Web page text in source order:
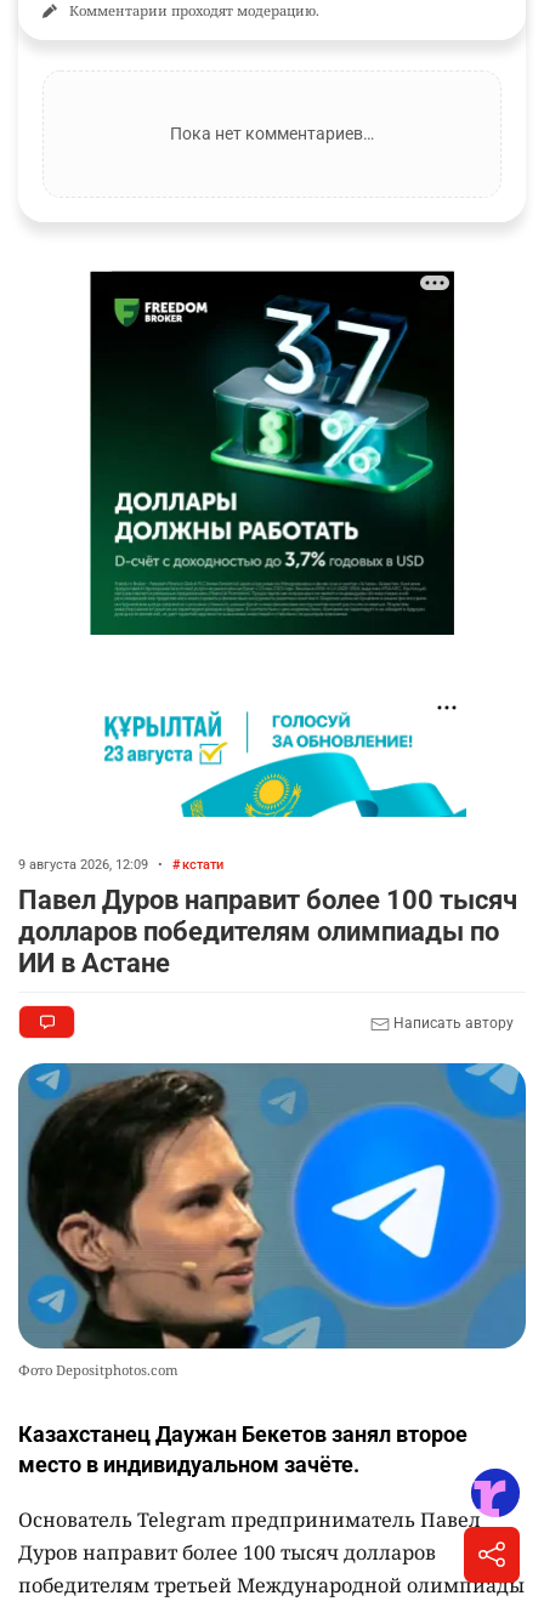
Комментарии проходят модерацию.
Пока нет комментариев…
9 августа 2026, 12:09 • кстати
Павел Дуров направит более 100 тысяч
долларов победителям олимпиады по
ИИ в Астане
Написать автору
Фото Depositphotos.com
Казахстанец Даужан Бекетов занял второе
место в индивидуальном зачёте.
Основатель Telegram предприниматель Павел
Дуров направит более 100 тысяч долларов
победителям третьей Международной олимпиады